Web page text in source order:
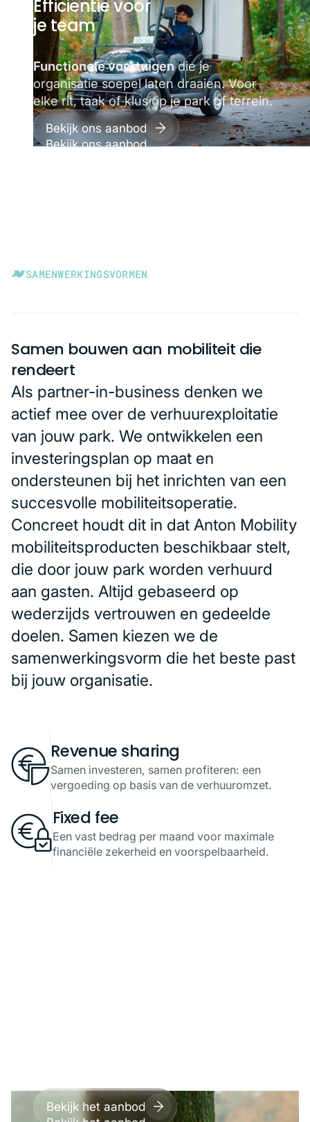
Efficiëntie voor
je team
Functionele voertuigendie je
organisatie soepel laten draaien. Voor
elke rit, taak of klus op je park of terrein.
Bekijk ons aanbod
SAMENWERKINGSVORMEN
Samen bouwen aan mobiliteit die
rendeert
Als partner-in-business denken we
actief mee over de verhuurexploitatie
van jouw park. We ontwikkelen een
investeringsplan op maat en
ondersteunen bij het inrichten van een
succesvolle mobiliteitsoperatie.
Concreet houdt dit in dat Anton Mobility
mobiliteitsproducten beschikbaar stelt,
die door jouw park worden verhuurd
aan gasten. Altijd gebaseerd op
wederzijds vertrouwen en gedeelde
doelen. Samen kiezen we de
samenwerkingsvorm die het beste past
bij jouw organisatie.
Revenue sharing
Samen investeren, samen profiteren: een
vergoeding op basis van de verhuuromzet.
Fixed fee
Een vast bedrag per maand voor maximale
financiële zekerheid en voorspelbaarheid.
Bekijk het aanbod